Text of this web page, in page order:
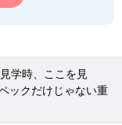
見学時、ここを見
ックだけじゃない重